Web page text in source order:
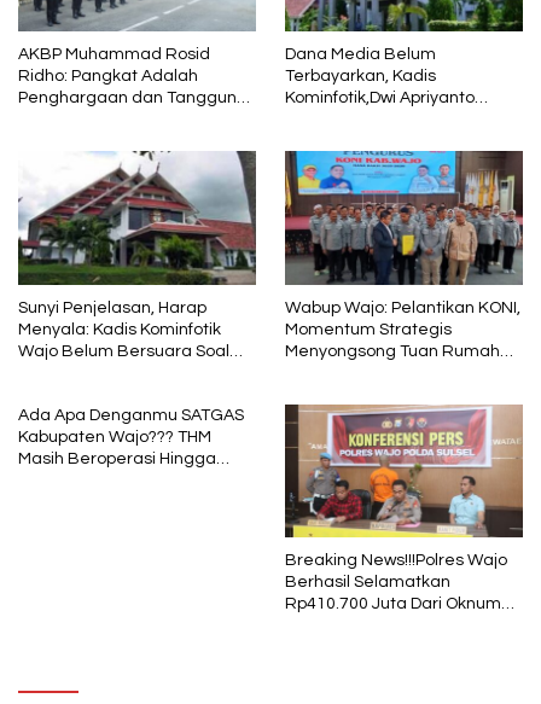
AKBP Muhammad Rosid
Ridho: Pangkat Adalah
Penghargaan dan Tanggung
Dana Media Belum
Terbayarkan, Kadis
Kominfotik,Dwi Apriyanto
Sunyi Penjelasan, Harap
Menyala: Kadis Kominfotik
Wajo Belum Bersuara Soal
Wabup Wajo: Pelantikan KONI,
Momentum Strategis
Menyongsong Tuan Rumah
Ada Apa Denganmu SATGAS
Kabupaten Wajo??? THM
Masih Beroperasi Hingga
Breaking News!!!Polres Wajo
Berhasil Selamatkan
Rp410.700 Juta Dari Oknum